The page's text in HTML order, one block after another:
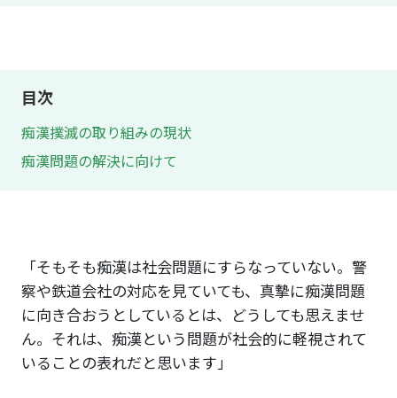
目次
痴漢撲滅の取り組みの現状
痴漢問題の解決に向けて
「そもそも痴漢は社会問題にすらなっていない。警
察や鉄道会社の対応を見ていても、真摯に痴漢問題
に向き合おうとしているとは、どうしても思えませ
ん。それは、痴漢という問題が社会的に軽視されて
いることの表れだと思います」